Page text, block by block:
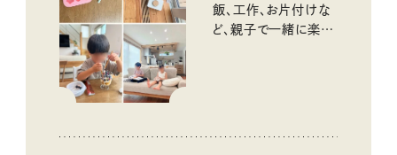
飯、工作、お片付けな
ど、親子で一緒に楽し